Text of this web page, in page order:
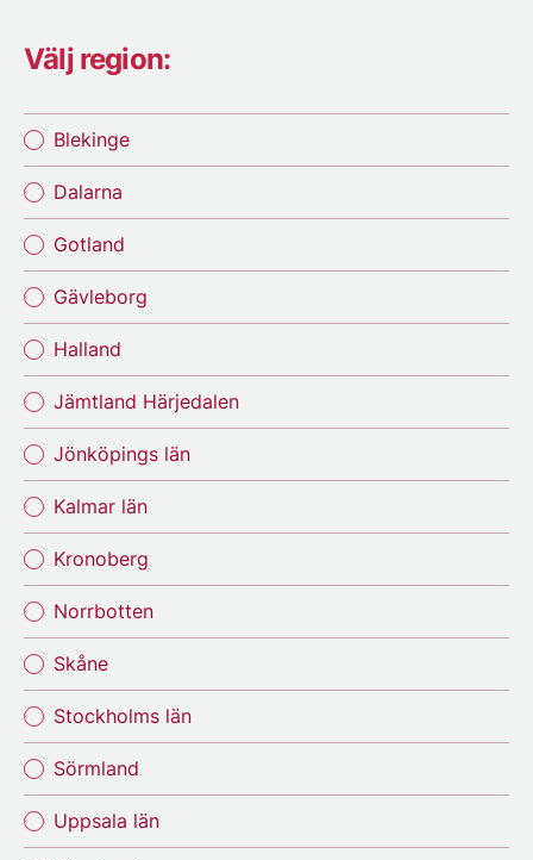
Välj region:
Blekinge
Dalarna
Gotland
Gävleborg
Halland
Jämtland Härjedalen
Jönköpings län
Kalmar län
Kronoberg
Norrbotten
Skåne
Stockholms län
Sörmland
Uppsala län